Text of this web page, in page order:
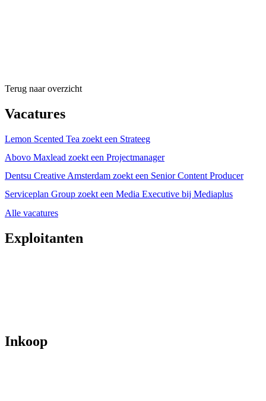
Terug naar overzicht
Vacatures
Lemon Scented Tea zoekt een Strateeg
Abovo Maxlead zoekt een Projectmanager
Dentsu Creative Amsterdam zoekt een Senior Content Producer
Serviceplan Group zoekt een Media Executive bij Mediaplus
Alle vacatures
Exploitanten
Inkoop